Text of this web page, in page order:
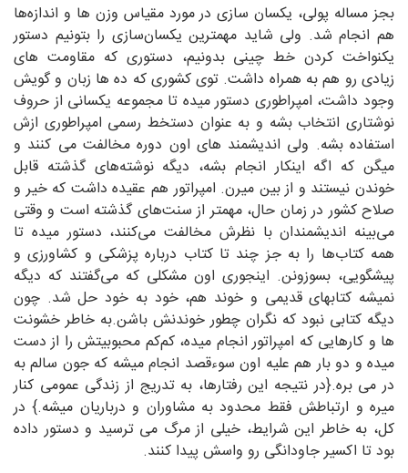
بجز مساله پولی، یکسان سازی در مورد مقیاس وزن ها و اندازه‌ها
هم انجام شد. ولی شاید مهمترین یکسان‌سازی را بتونیم دستور
یکنواخت کردن خط چینی بدونیم، دستوری که مقاومت های
زیادی رو هم به همراه داشت. توی کشوری که ده ها زبان و گویش
وجود داشت، امپراطوری دستور میده تا مجموعه یکسانی از حروف
نوشتاری انتخاب بشه و به عنوان دستخط رسمی امپراطوری ازش
استفاده بشه. ولی اندیشمند های اون دوره مخالفت می کنند و
میگن که اگه اینکار انجام بشه، دیگه نوشته‌های گذشته قابل
خوندن نیستند و از بین میرن. امپراتور هم عقیده داشت که خیر و
صلاح کشور در زمان حال، مهمتر از سنت‌های گذشته است و وقتی
می‌بینه اندیشمندان با نظرش مخالفت می‌کنند، دستور میده تا
همه کتاب‌ها را به جز چند تا کتاب درباره پزشکی و کشاورزی و
پیشگویی، بسوزونن. اینجوری اون مشکلی که می‌گفتند که دیگه
نمیشه کتابهای قدیمی و خوند هم، خود به خود حل شد. چون
دیگه کتابی نبود که نگران چطور خوندنش باشن.به خاطر خشونت
ها و کارهایی که امپراتور انجام میده، کم‌کم محبوبیتش را از دست
میده و دو بار هم علیه اون سوءقصد انجام میشه که جون سالم به
در می بره.{در نتیجه این رفتارها، به تدریج از زندگی عمومی کنار
میره و ارتباطش فقط محدود به مشاوران و درباریان میشه.} در
کل، به خاطر این شرایط، خیلی از مرگ می ترسید و دستور داده
بود تا اکسیر جاودانگی رو واسش پیدا کنند.